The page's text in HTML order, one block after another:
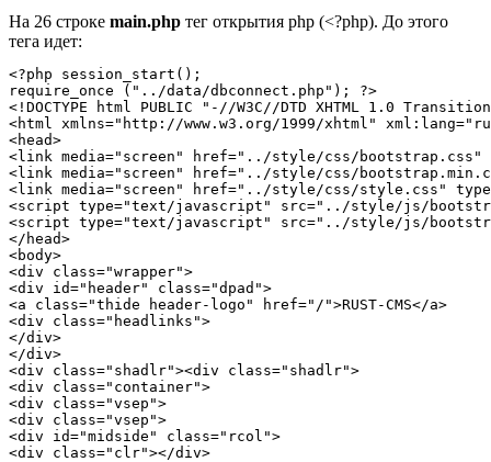
На 26 строке main.php тег открытия php (<?php). До этого
тега идет:
<?php session_start();
require_once ("../data/dbconnect.php"); ?>
<!DOCTYPE html PUBLIC "-//W3C//DTD XHTML 1.0
<html xmlns="http://www.w3.org/1999/xhtml"
<head>
<link media="screen" href="../style/css/
<link media="screen" href="../style/css/
<link media="screen" href="../style/css/style.css"
<script type="text/javascript" src="../style/js/
<script type="text/javascript" src="../style/js/
</head>
<body>
<div class="wrapper">
<div id="header" class="dpad">
<a class="thide header-logo" href="/">RUST-CMS</a>
<div class="headlinks">
</div>
</div>
<div class="shadlr"><div class="shadlr">
<div class="container">
<div class="vsep">
<div class="vsep">
<div id="midside" class="rcol">
<div class="clr"></div>